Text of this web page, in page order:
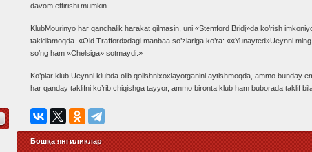
davom ettirishi mumkin.
KlubMourinyo har qanchalik harakat qilmasin, uni «Stemford Bridj»da ko’rish
takidlamoqda. «Old Trafford»dagi manbaa so’zlariga ko’ra: ««Yunayted»Ueynni
so’ng ham «Chelsiga» sotmaydi.»
Ko’plar klub Ueynni klubda olib qolishnixoxlayotganini aytishmoqda, ammo bunday
har qanday taklifni ko’rib chiqishga tayyor, ammo bironta klub ham buborada taklif
Бошқа янгиликлар